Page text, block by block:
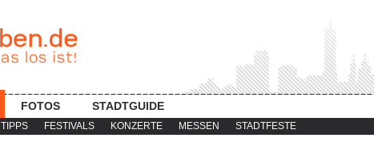
TIPPS FESTIVALS KONZERTE MESSEN STADTFESTE
FOTOS STADTGUIDE